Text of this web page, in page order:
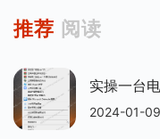
推荐 阅读
实操一台
2024-01-09